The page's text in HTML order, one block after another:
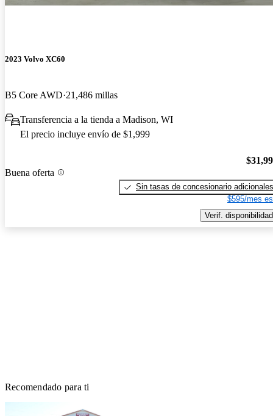
2023 Volvo XC60
B5 Core AWD 21,486 millas
Transferencia a la tienda a Madison, WI
El precio incluye envío de $1,999
Buena oferta
Sin tasas de concesionario adicionales
$595/mes
Verif. disponibilidad
Recomendado para ti